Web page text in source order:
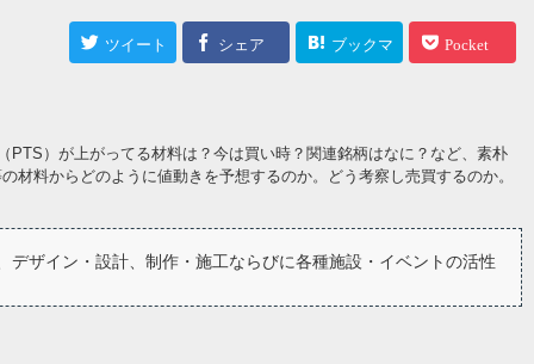
ツイート シェア ブックマ Pocket
PTS）が上がってる材料は？今は買い時？関連銘柄はなに？など、素朴
料からどのように値動きを予想するのか。どう考察し売買するのか。
ザイン・設計、制作・施工ならびに各種施設・イベントの活性